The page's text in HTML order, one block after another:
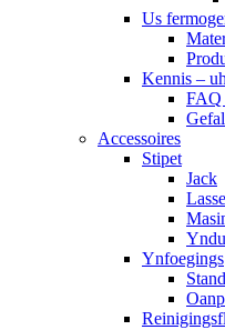
Us
Kennis –
FAQ
Accessoires
Stipet
Jack
Ynfoegings